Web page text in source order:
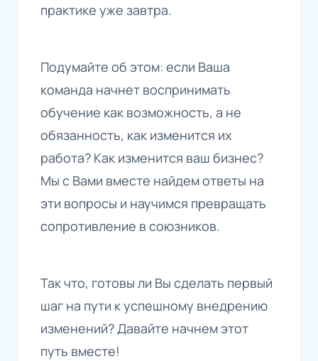
практике уже завтра.
Подумайте об этом: если Ваша
команда начнет воспринимать
обучение как возможность, а не
обязанность, как изменится их
работа? Как изменится ваш бизнес?
Мы с Вами вместе найдем ответы на
эти вопросы и научимся превращать
сопротивление в союзников.
Так что, готовы ли Вы сделать первый
шаг на пути к успешному внедрению
изменений? Давайте начнем этот
путь вместе!